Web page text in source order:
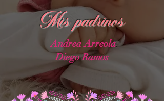
Mis padrinos
Andrea Arreola
Diego Ramos